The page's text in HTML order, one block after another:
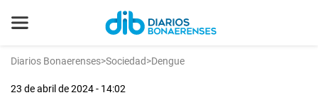
Diarios Bonaerenses>Sociedad>Dengue
23 de abril de 2024 - 14:02